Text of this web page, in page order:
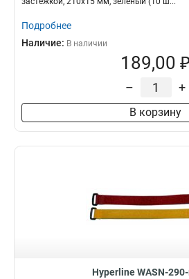
Подробнее
Наличие: В наличии
189,00 ₽
– +
В корзину
Hyperline WASN-